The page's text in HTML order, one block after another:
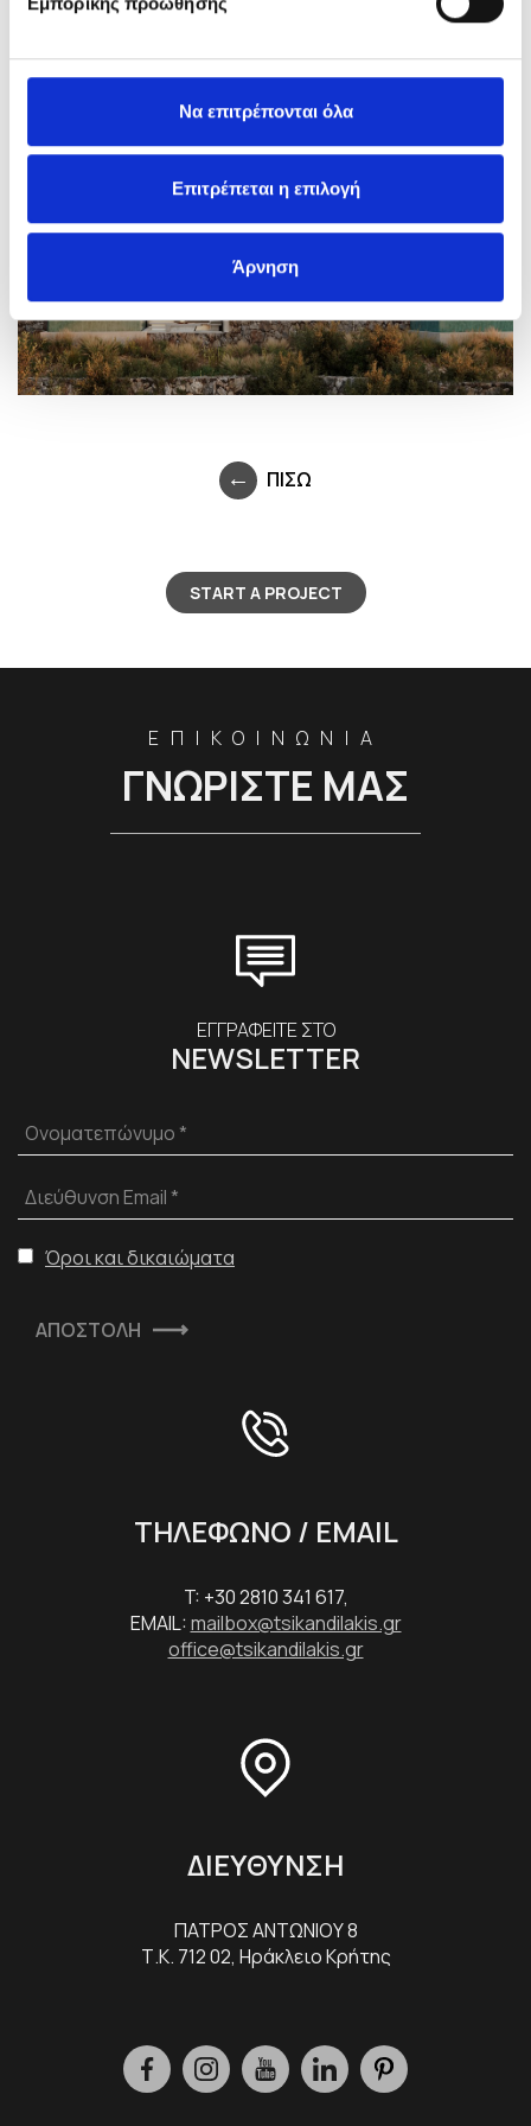
Να επιτρέπονται όλα
Επιτρέπεται η επιλογή
Άρνηση
ΠΙΣΩ
START A PROJECT
ΕΠΙΚΟΙΝΩΝΙΑ
ΓΝΩΡΙΣΤΕ ΜΑΣ
ΕΓΓΡΑΦΕΙΤΕ ΣΤΟ
NEWSLETTER
Ονοματεπώνυμο *
Διεύθυνση Email *
Όροι και δικαιώματα
ΑΠΟΣΤΟΛΗ
ΤΗΛΕΦΩΝΟ / EMAIL
T: +30 2810 341 617,
EMAIL:mailbox@tsikandilakis.gr
office@tsikandilakis.gr
ΔΙΕΥΘΥΝΣΗ
ΠΑΤΡΟΣ ΑΝΤΩΝΙΟΥ 8
Τ.Κ. 712 02, Ηράκλειο Κρήτης